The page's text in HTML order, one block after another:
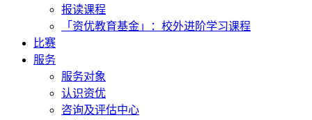
报读课程
「资优教育基金」：校外进阶学习课程
比赛
服务
服务对象
认识资优
咨询及评估中心